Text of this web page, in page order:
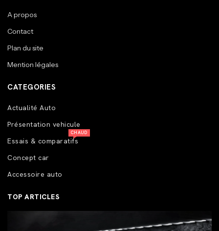
A propos
Contact
Plan du site
Mention légales
CATEGORIES
Actualité Auto
Présentation vehicule
Essais & comparatifs
CHAUD
Concept car
Accessoire auto
TOP ARTICLES